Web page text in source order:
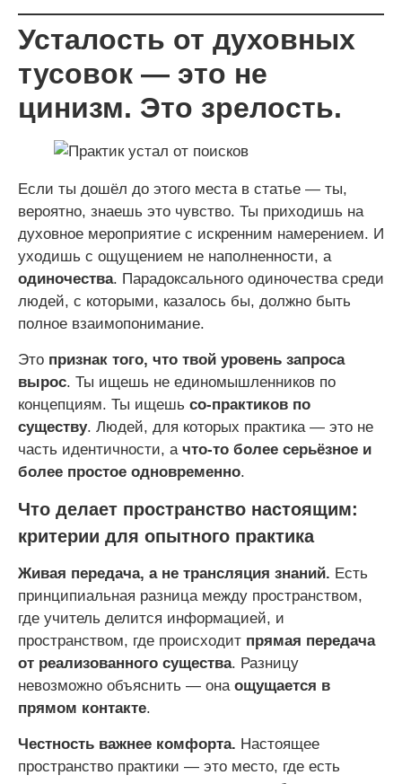
Усталость от духовных
тусовок — это не
цинизм. Это зрелость.
Если ты дошёл до этого места в статье — ты,
вероятно, знаешь это чувство. Ты приходишь на
духовное мероприятие с искренним намерением. И
уходишь с ощущением не наполненности, а
одиночества. Парадоксального одиночества среди
людей, с которыми, казалось бы, должно быть
полное взаимопонимание.
Это признак того, что твой уровень запроса
вырос. Ты ищешь не единомышленников по
концепциям. Ты ищешь со-практиков по
существу. Людей, для которых практика — это не
часть идентичности, а что-то более серьёзное и
более простое одновременно.
Что делает пространство настоящим:
критерии для опытного практика
Живая передача, а не трансляция знаний. Есть
принципиальная разница между пространством,
где учитель делится информацией, и
пространством, где происходит прямая передача
от реализованного существа. Разницу
невозможно объяснить — она ощущается в
прямом контакте.
Честность важнее комфорта. Настоящее
пространство практики — это место, где есть